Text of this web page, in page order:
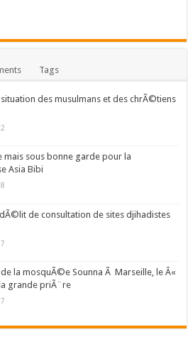
Tags
des musulmans et des chrÃ©tiens
mais sous bonne garde pour la
Asia Bibi
dÃ©lit de consultation de sites djihadistes
la mosquÃ©e Sounna Ã Marseille, le Â«
grande priÃ¨re